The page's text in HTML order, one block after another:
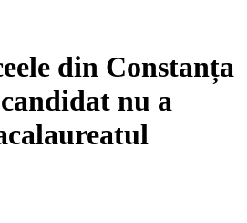
din Constanța
nu a